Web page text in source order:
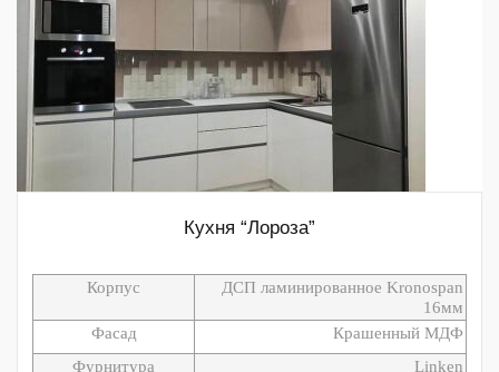
Кухня “Лороза”
Корпус
ДСП ламинированное Kronospan
16мм
Фасад
Крашенный МДФ
Фурнитура
Linken